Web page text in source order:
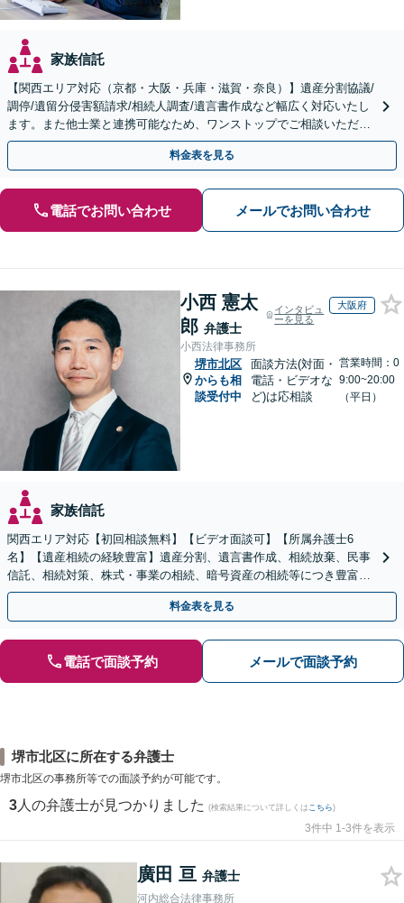
家族信託
【関西エリア対応（京都・大阪・兵庫・滋賀・奈良）】遺産分割協議/
調停/遺留分侵害額請求/相続人調査/遺言書作成など幅広く対応いたし
ます。また他士業と連携可能なため、ワンストップでご相談いただけ
ます。【土日夜間対応】
料金表を見る
電話でお問い合わせ メールでお問い合わせ
小西 憲太
郎 弁護士
インタビュ
ーを見る
大阪府
小西法律事務所
堺市北区
からも相
談受付中
面談方法(対面・
電話・ビデオな
ど)は応相談
営業時間：0
9:00~20:00
（平日）
家族信託
関西エリア対応【初回相談無料】【ビデオ面談可】【所属弁護士6
名】【遺産相続の経験豊富】遺産分割、遺言書作成、相続放棄、民事
信託、相続対策、株式・事業の相続、暗号資産の相続等につき豊富な
対応実績。【バリアフリー】【完全個室対応】
料金表を見る
電話で面談予約 メールで面談予約
堺市北区に所在する弁護士
堺市北区の事務所等での面談予約が可能です。
3 人の弁護士が見つかりました (検索結果について詳しくは こちら)
3件中 1-3件を表示
廣田 亘 弁護士
河内総合法律事務所